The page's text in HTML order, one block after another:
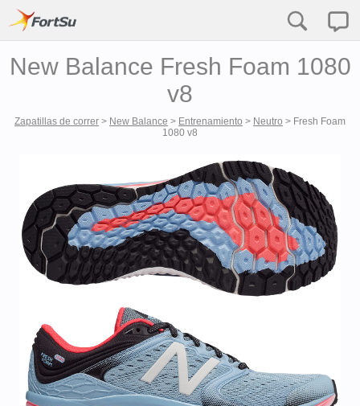
New Balance Fresh Foam 1080
v8
Zapatillas de correr > New Balance > Entrenamiento > Neutro > Fresh Foam
1080 v8